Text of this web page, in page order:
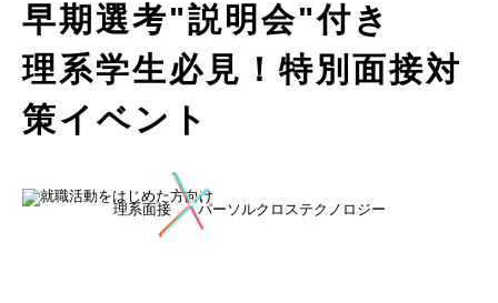
電気・電子エンジニア
開発エンジニア
早期選考"説明会"付き
理系学生必見！特別面接対
策イベント
理系面接 パーソルクロステクノロジー